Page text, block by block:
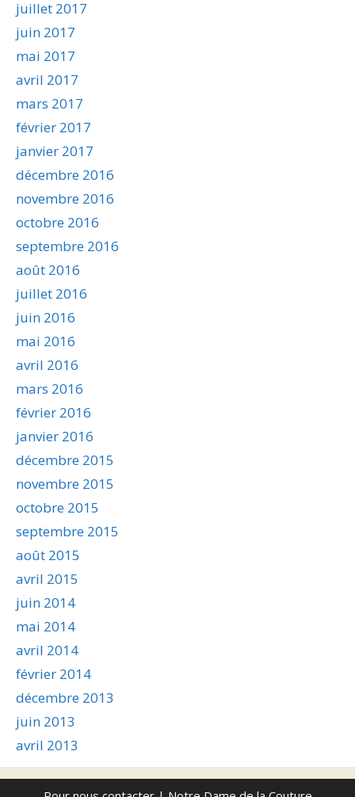
juillet 2017
juin 2017
mai 2017
avril 2017
mars 2017
février 2017
janvier 2017
décembre 2016
novembre 2016
octobre 2016
septembre 2016
août 2016
juillet 2016
juin 2016
mai 2016
avril 2016
mars 2016
février 2016
janvier 2016
décembre 2015
novembre 2015
octobre 2015
septembre 2015
août 2015
avril 2015
juin 2014
mai 2014
avril 2014
février 2014
décembre 2013
juin 2013
avril 2013